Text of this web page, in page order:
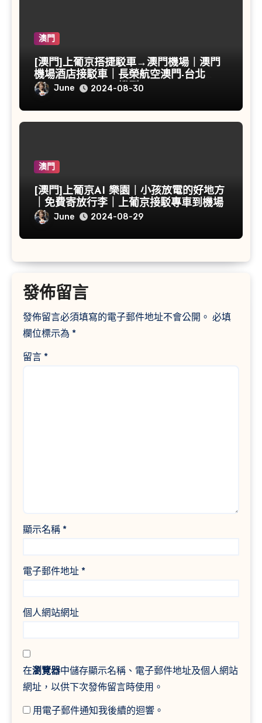
澳門
[澳門]上葡京搭捷駁車→澳門機場｜澳門
機場酒店接駁車｜長榮航空澳門-台北
BR806 A321-200機型
June 2024-08-30
澳門
[澳門]上葡京AI 樂園｜小孩放電的好地方
｜免費寄放行李｜上葡京接駁專車到機場
June 2024-08-29
發佈留言
發佈留言必須填寫的電子郵件地址不會公開。 必填
欄位標示為 *
留言 *
顯示名稱 *
電子郵件地址 *
個人網站網址
在瀏覽器中儲存顯示名稱、電子郵件地址及個人網站
網址，以供下次發佈留言時使用。
用電子郵件通知我後續的迴響。